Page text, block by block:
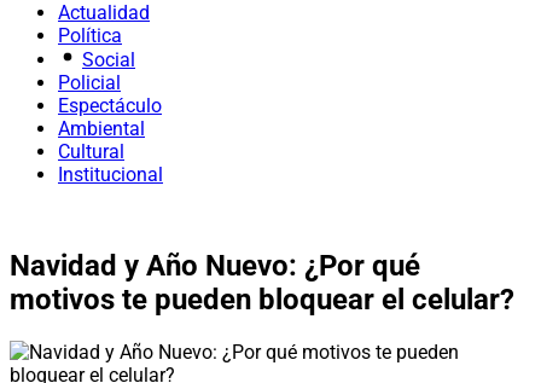
Actualidad
Política
Social
Policial
Espectáculo
Ambiental
Cultural
Institucional
Navidad y Año Nuevo: ¿Por qué
motivos te pueden bloquear el celular?